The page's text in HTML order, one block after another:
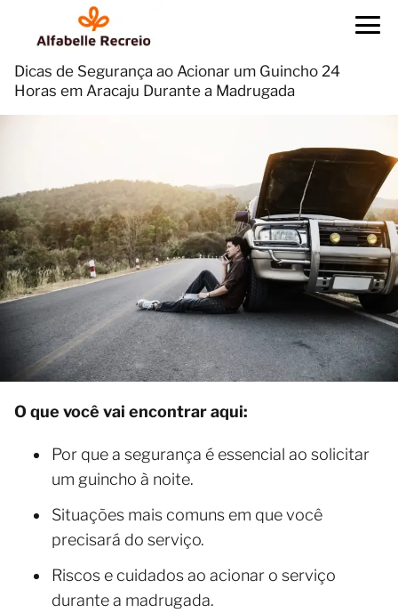
Dicas de Segurança ao Acionar um Guincho 24
Horas em Aracaju Durante a Madrugada
O que você vai encontrar aqui:
Por que a segurança é essencial ao solicitar
um guincho à noite.
Situações mais comuns em que você
precisará do serviço.
Riscos e cuidados ao acionar o serviço
durante a madrugada.